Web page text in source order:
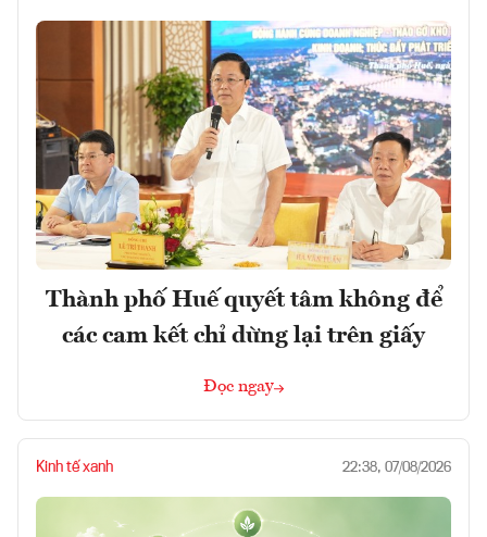
Thành phố Huế quyết tâm không để
các cam kết chỉ dừng lại trên giấy
Đọc ngay
Kinh tế xanh 22:38, 07/08/2026